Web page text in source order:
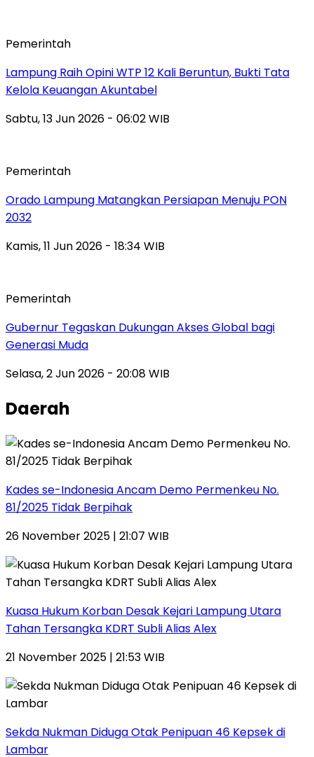
Pemerintah
Lampung Raih Opini WTP 12 Kali Beruntun, Bukti Tata
Kelola Keuangan Akuntabel
Sabtu, 13 Jun 2026 - 06:02 WIB
Pemerintah
Orado Lampung Matangkan Persiapan Menuju PON
2032
Kamis, 11 Jun 2026 - 18:34 WIB
Pemerintah
Gubernur Tegaskan Dukungan Akses Global bagi
Generasi Muda
Selasa, 2 Jun 2026 - 20:08 WIB
Daerah
Kades se-Indonesia Ancam Demo Permenkeu No.
81/2025 Tidak Berpihak
26 November 2025 | 21:07 WIB
Kuasa Hukum Korban Desak Kejari Lampung Utara
Tahan Tersangka KDRT Subli Alias Alex
21 November 2025 | 21:53 WIB
Sekda Nukman Diduga Otak Penipuan 46 Kepsek di
Lambar